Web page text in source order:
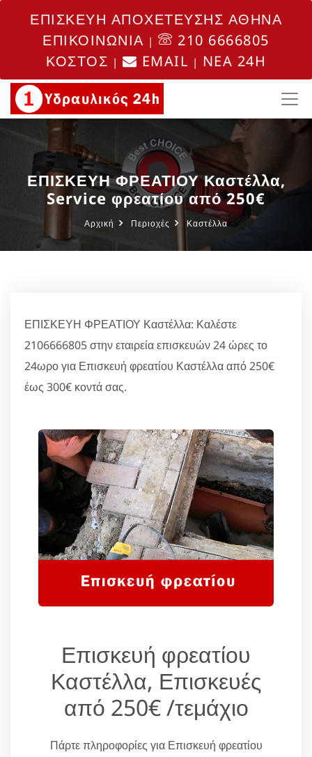
ΕΠΙΣΚΕΥΗ ΑΠΟΧΕΤΕΥΣΗΣ ΑΘΗΝΑ
ΕΠΙΚΟΙΝΩΝΙΑ |
210 6666805
ΚΟΣΤΟΣ | EMAIL | NEA 24H
ΕΠΙΣΚΕΥΗ ΦΡΕΑΤΙΟΥ Καστέλλα,
Service φρεατίου από 250€
Αρχική Περιοχές Καστέλλα
ΕΠΙΣΚΕΥΗ ΦΡΕΑΤΙΟΥ Καστέλλα: Καλέστε
2106666805 στην εταιρεία επισκευών 24 ώρες το
24ωρο για Επισκευή φρεατίου Καστέλλα από 250€
έως 300€ κοντά σας.
Επισκευή φρεατίου
Καστέλλα, Επισκευές
από 250€ /τεμάχιο
Πάρτε πληροφορίες για Επισκευή φρεατίου